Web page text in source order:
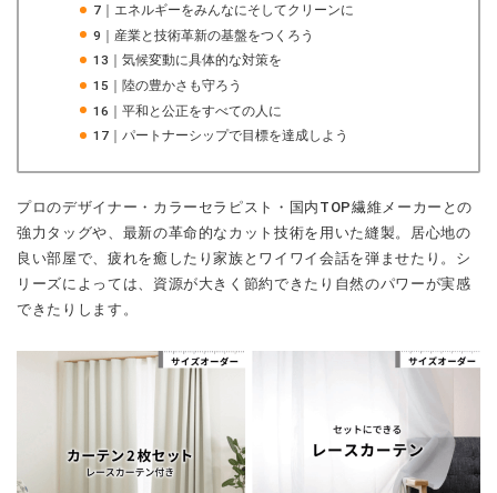
7｜エネルギーをみんなにそしてクリーンに
9｜産業と技術革新の基盤をつくろう
13｜気候変動に具体的な対策を
15｜陸の豊かさも守ろう
16｜平和と公正をすべての人に
17｜パートナーシップで目標を達成しよう
プロのデザイナー・カラーセラピスト・国内TOP繊維メーカーとの
強力タッグや、最新の革命的なカット技術を用いた縫製。居心地の
良い部屋で、疲れを癒したり家族とワイワイ会話を弾ませたり。シ
リーズによっては、資源が大きく節約できたり自然のパワーが実感
できたりします。